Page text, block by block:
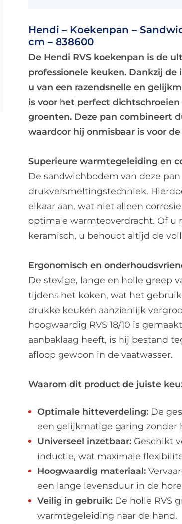
Hendi – Koekenpan –
cm – 838600
De Hendi RVS koekenpan is de
professionele keuken. Dankzij
u van een razendsnelle en
is voor het perfect
groenten. Deze pan combineert
waardoor hij onmisbaar is voor
Superieure warmtegeleiding en
De sandwichbodem van deze
drukversmeltingstechniek.
elkaar aan, wat niet alleen
optimale warmteoverdracht. Of u
keramisch, u behoudt altijd de
Ergonomisch en
De stevige, lange en holle greep
tijdens het koken, wat het
drukke keuken aanzienlijk
hoogwaardig RVS 18/10 is
aanbaklaag heeft, is hij bestand
afloop gewoon in de vaatwasser.
Waarom dit product de juiste
Optimale hitteverdeling:De
een gelijkmatige garing zonder
Universeel inzetbaar:Geschikt
inductie, wat maximale
Hoogwaardig materiaal:
een lange levensduur in de
Veilig in gebruik:De holle RVS
warmtegeleiding naar de hand.